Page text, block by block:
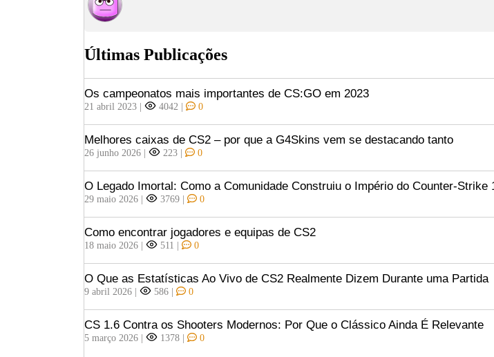
Últimas Publicações
Os campeonatos mais importantes de CS:GO em 2023
21 abril 2023 | 4042 | 0
Melhores caixas de CS2 – por que a G4Skins vem se destacando tanto
26 junho 2026 | 223 | 0
O Legado Imortal: Como a Comunidade Construiu o Império do Counter-Strike
29 maio 2026 | 3769 | 0
Como encontrar jogadores e equipas de CS2
18 maio 2026 | 511 | 0
O Que as Estatísticas Ao Vivo de CS2 Realmente Dizem Durante uma Partida
9 abril 2026 | 586 | 0
CS 1.6 Contra os Shooters Modernos: Por Que o Clássico Ainda É Relevante
5 março 2026 | 1378 | 0